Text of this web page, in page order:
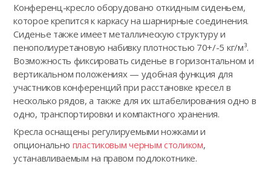
Конференц-кресло оборудовано откидным сиденьем,
которое крепится к каркасу на шарнирные соединения.
Сиденье также имеет металлическую структуру и
пенополиуретановую набивку плотностью 70+/-5 кг/м³.
Возможность фиксировать сиденье в горизонтальном и
вертикальном положениях — удобная функция для
участников конференций при расстановке кресел в
несколько рядов, а также для их штабелирования одно в
одно, транспортировки и компактного хранения.
Кресла оснащены регулируемыми ножками и
опционально пластиковым черным столиком,
устанавливаемым на правом подлокотнике.